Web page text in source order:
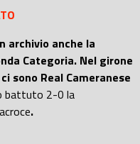
n archivio anche la
Categoria. Nel girone
sono Real Cameranese
battuto 2-0 la
.